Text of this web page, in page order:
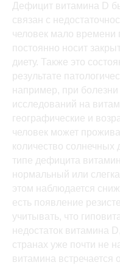
Дефицит витамина D
связан с
человек мало времени
постоянно носит
диету. Также это
результате
например, при
исследований на
географические и
человек может
количество
типе дефицита
нормальный или
этом наблюдается
есть появление
учитывать, что
недостаток витамина
странах уже почти не
витамина встречается